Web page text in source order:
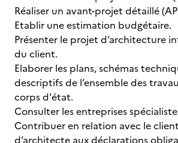
Réaliser un avant-projet détaillé
Etablir une estimation budgétaire.
Présenter le projet d’architecture
du client.
Elaborer les plans, schémas
descriptifs de l’ensemble des
corps d'état.
Consulter les entreprises
Contribuer en relation avec le
d’architecte aux déclarations